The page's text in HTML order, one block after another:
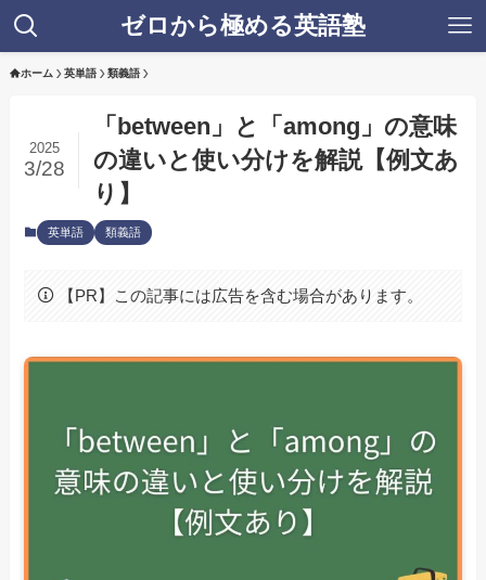
ゼロから極める英語塾
ホーム 英単語 類義語
「between」と「among」の意味
の違いと使い分けを解説【例文あ
り】
2025
3/28
英単語 類義語
【PR】この記事には広告を含む場合があります。